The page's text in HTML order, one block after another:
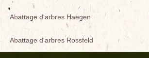
Abattage d'arbres Haegen
Abattage d'arbres Rossfeld